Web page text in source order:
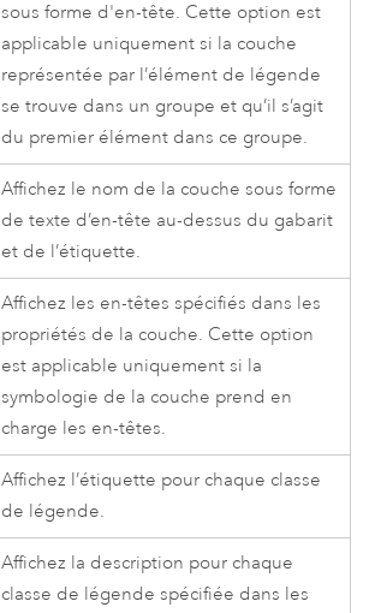
sous forme d'en-tête. Cette option est
applicable uniquement si la couche
représentée par l’élément de légende
se trouve dans un groupe et qu’il s’agit
du premier élément dans ce groupe.
Affichez le nom de la couche sous forme
de texte d’en-tête au-dessus du gabarit
et de l’étiquette.
Affichez les en-têtes spécifiés dans les
propriétés de la couche. Cette option
est applicable uniquement si la
symbologie de la couche prend en
charge les en-têtes.
Affichez l’étiquette pour chaque classe
de légende.
Affichez la description pour chaque
classe de légende spécifiée dans les